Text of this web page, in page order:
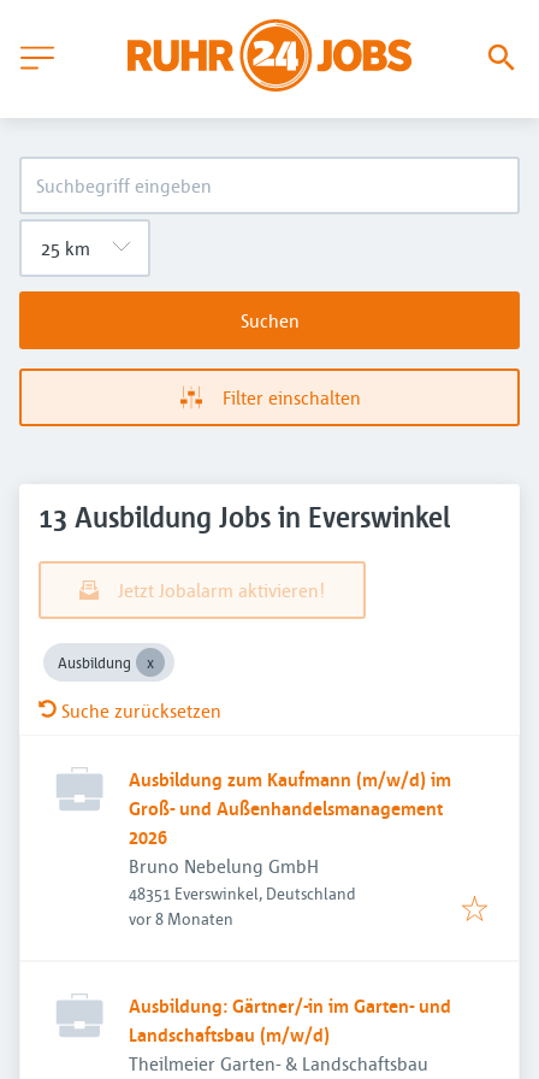
Suchen
Filter einschalten
13 Ausbildung Jobs in Everswinkel
Jetzt Jobalarm aktivieren!
Ausbildung
Suche zurücksetzen
Ausbildung zum Kaufmann (m/w/d) im
Groß- und Außenhandelsmanagement
2026
Bruno Nebelung GmbH
48351 Everswinkel, Deutschland
Veröffentlicht:
vor 8 Monaten
Ausbildung: Gärtner/-in im Garten- und
Landschaftsbau (m/w/d)
Theilmeier Garten- & Landschaftsbau